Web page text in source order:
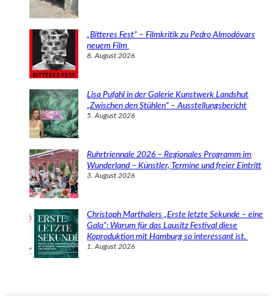
„Bitteres Fest“ – Filmkritik zu Pedro Almodóvars
neuem Film
8. August 2026
Lisa Pufahl in der Galerie Kunstwerk Landshut
„Zwischen den Stühlen“ – Ausstellungsbericht
5. August 2026
Ruhrtriennale 2026 – Regionales Programm im
Wunderland – Künstler, Termine und freier Eintritt
3. August 2026
Christoph Marthalers „Erste letzte Sekunde – eine
Gala“: Warum für das Lausitz Festival diese
Koproduktion mit Hamburg so interessant ist.
1. August 2026